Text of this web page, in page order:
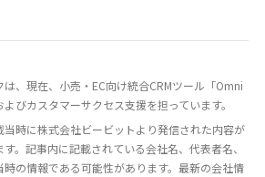
、現在、小売・EC向け統合CRMツール「Omni
びカスタマーサクセス支援を担っています。
時に株式会社ビービットより発信された内容が
。記事内に記載されている会社名、代表者名、
の情報である可能性があります。最新の会社情